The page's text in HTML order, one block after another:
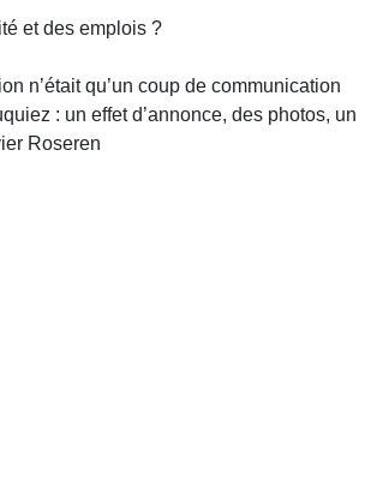
et des emplois ?
n’était qu’un coup de communication
: un effet d’annonce, des photos, un
Roseren